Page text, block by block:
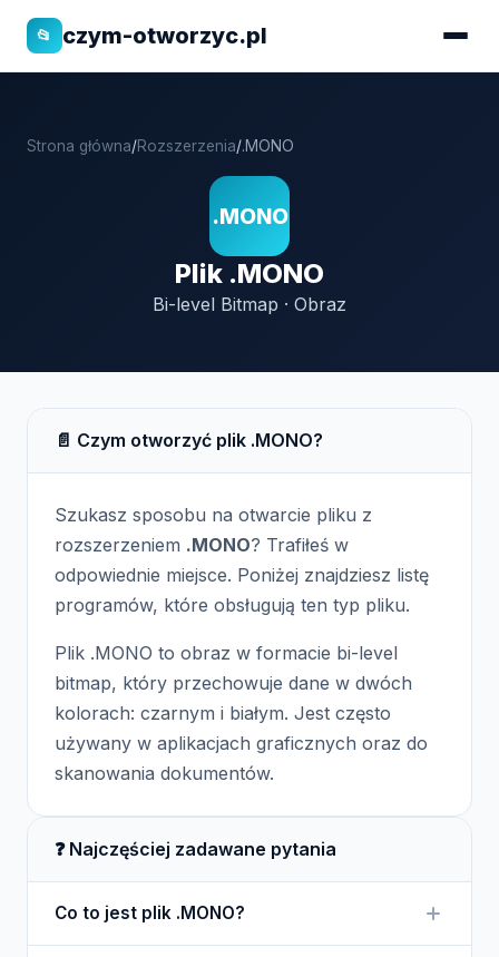
📂 czym-otworzyc.pl
Strona główna/Rozszerzenia/.MONO
.MONO
Plik .MONO
Bi-level Bitmap · Obraz
📄 Czym otworzyć plik .MONO?
Szukasz sposobu na otwarcie pliku z
rozszerzeniem .MONO? Trafiłeś w
odpowiednie miejsce. Poniżej znajdziesz listę
programów, które obsługują ten typ pliku.
Plik .MONO to obraz w formacie bi-level
bitmap, który przechowuje dane w dwóch
kolorach: czarnym i białym. Jest często
używany w aplikacjach graficznych oraz do
skanowania dokumentów.
❓ Najczęściej zadawane pytania
Co to jest plik .MONO?